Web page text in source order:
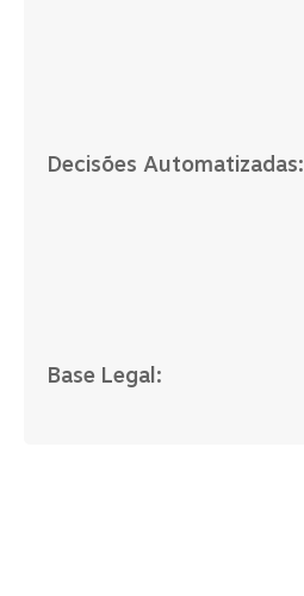
Decisões Automatizadas:
Base Legal: